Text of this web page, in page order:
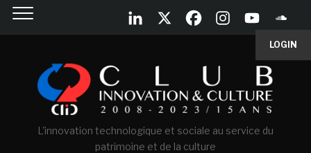
LOGIN
L'innovation technologique et sociale au service du
patrimoine et de la culture